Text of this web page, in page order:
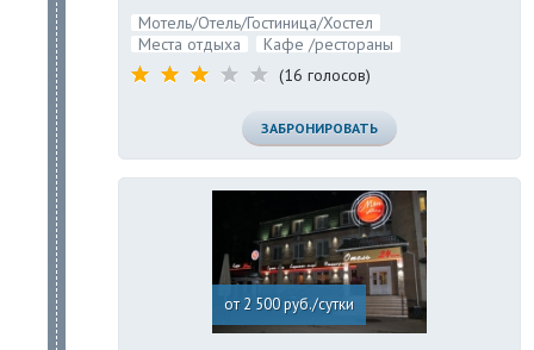
Мотель/Отель/Гостиница/Хостел
Места отдыха
Кафе /рестораны
(16 голосов)
ЗАБРОНИРОВАТЬ
от 2 500 руб./сутки